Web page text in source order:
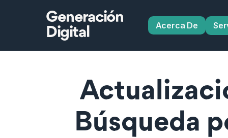
Generación
Digital
Acerca De
Búsqueda